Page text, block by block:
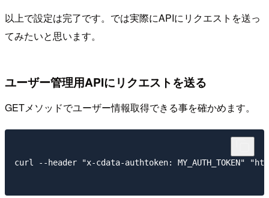
以上で設定は完了です。では実際にAPIにリクエストを送っ
てみたいと思います。
ユーザー管理用APIにリクエストを送る
GETメソッドでユーザー情報取得できる事を確かめます。
curl --header "x-cdata-authtoken: MY_AUTH_TOKEN"